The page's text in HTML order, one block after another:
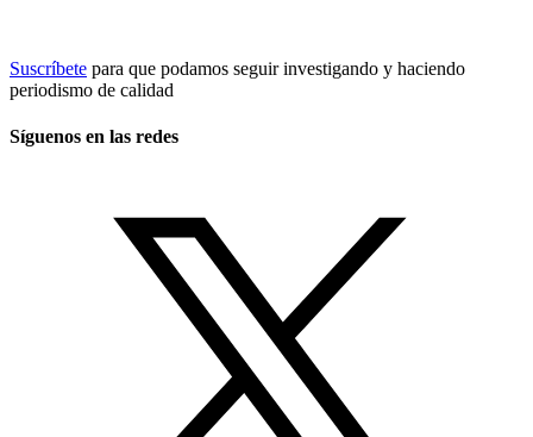
Suscríbete para que podamos seguir investigando y haciendo
periodismo de calidad
Síguenos en las redes